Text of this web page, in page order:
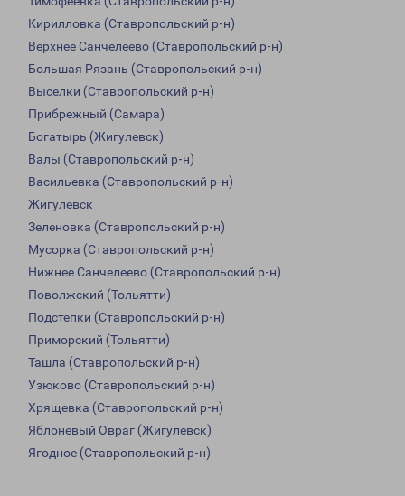
Кирилловка (Ставропольский р-н)
Верхнее Санчелеево (Ставропольский р-н)
Большая Рязань (Ставропольский р-н)
Выселки (Ставропольский р-н)
Прибрежный (Самара)
Богатырь (Жигулевск)
Валы (Ставропольский р-н)
Васильевка (Ставропольский р-н)
Жигулевск
Зеленовка (Ставропольский р-н)
Мусорка (Ставропольский р-н)
Нижнее Санчелеево (Ставропольский р-н)
Поволжский (Тольятти)
Подстепки (Ставропольский р-н)
Приморский (Тольятти)
Ташла (Ставропольский р-н)
Узюково (Ставропольский р-н)
Хрящевка (Ставропольский р-н)
Яблоневый Овраг (Жигулевск)
Ягодное (Ставропольский р-н)